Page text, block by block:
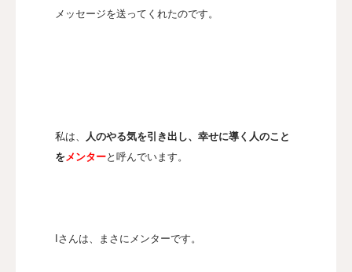
メッセージを送ってくれたのです。
私は、
人のやる気を引き出し、幸せに導く人のこと
を メンターと呼んでいます。
Iさんは、まさにメンターです。